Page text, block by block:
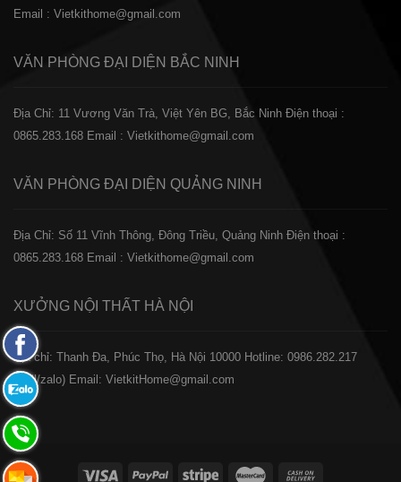
Email : Vietkithome@gmail.com
VĂN PHÒNG ĐẠI DIỆN BẮC NINH
Địa Chỉ: 11 Vương Văn Trà, Việt Yên BG, Bắc Ninh Điện thoại :
0865.283.168 Email : Vietkithome@gmail.com
VĂN PHÒNG ĐẠI DIỆN QUẢNG NINH
Địa Chỉ: Số 11 Vĩnh Thông, Đông Triều, Quảng Ninh Điện thoại :
0865.283.168 Email : Vietkithome@gmail.com
XƯỞNG NỘI THẤT HÀ NỘI
️Địa chỉ: Thanh Đa, Phúc Thọ, Hà Nội 10000 Hotline: 0986.282.217
(Call/zalo) Email: VietkitHome@gmail.com
Fanpage
Facebook
Zalo:
0865.283.168
Hotline:
0865.283.168